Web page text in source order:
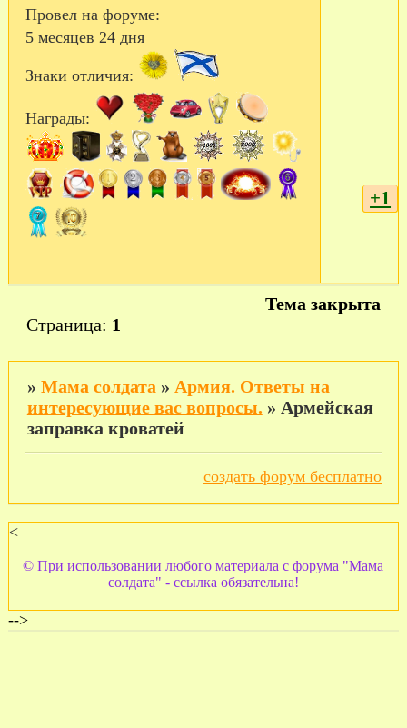
Провел на форуме:
5 месяцев 24 дня
Знаки отличия:
Награды:
+1
Тема закрыта
Страница: 1
» Мама солдата » Армия. Ответы на
интересующие вас вопросы. » Армейская
заправка кроватей
создать форум бесплатно
<
© При использовании любого материала с форума "Мама
солдата" - ссылка обязательна!
-->